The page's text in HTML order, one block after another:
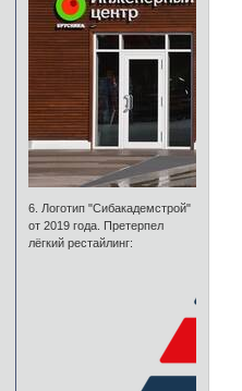
6. Логотип "Сибакадемстрой"
от 2019 года. Претерпел
лёгкий рестайлинг: